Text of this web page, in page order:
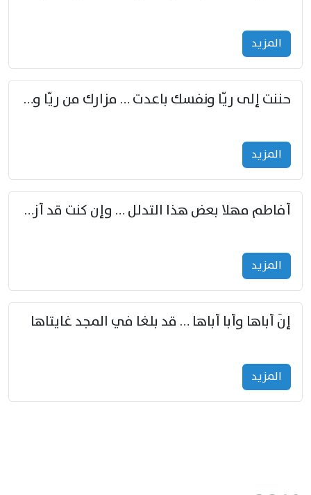
المزید
حننت إلى ريّا ونفسك باعدت … مزارك من ريّا وشعباكما معا
المزید
أفاطم مهلا بعض هذا التدلل … وإن كنت قد أزمعت صرمي فأجملي
المزید
إنّ أباها وأبا أباها … قد بلغا في المجد غايتاها
المزید